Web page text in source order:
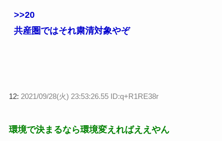
>>20
共産圏ではそれ粛清対象やぞ
12: 2021/09/28(火) 23:53:26.55 ID:q+R1RE38r
環境で決まるなら環境変えればええやん